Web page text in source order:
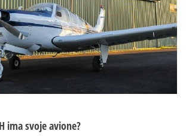
ima svoje avione?